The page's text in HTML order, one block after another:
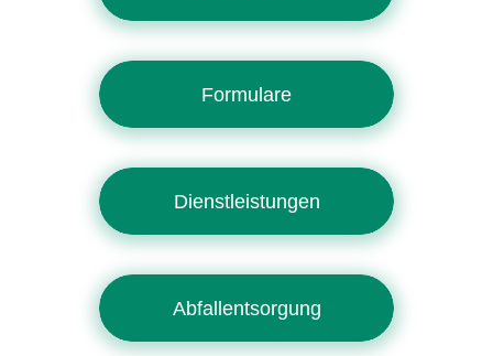
Formulare
Dienstleistungen
Abfallentsorgung